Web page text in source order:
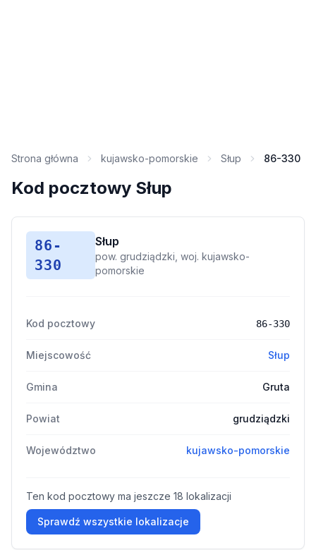
Strona główna kujawsko-pomorskie Słup 86-330
Kod pocztowy Słup
86-
330
Słup
pow. grudziądzki, woj. kujawsko-
pomorskie
Kod pocztowy 86-330
Miejscowość Słup
Gmina Gruta
Powiat grudziądzki
Województwo kujawsko-pomorskie
Ten kod pocztowy ma jeszcze 18 lokalizacji
Sprawdź wszystkie lokalizacje